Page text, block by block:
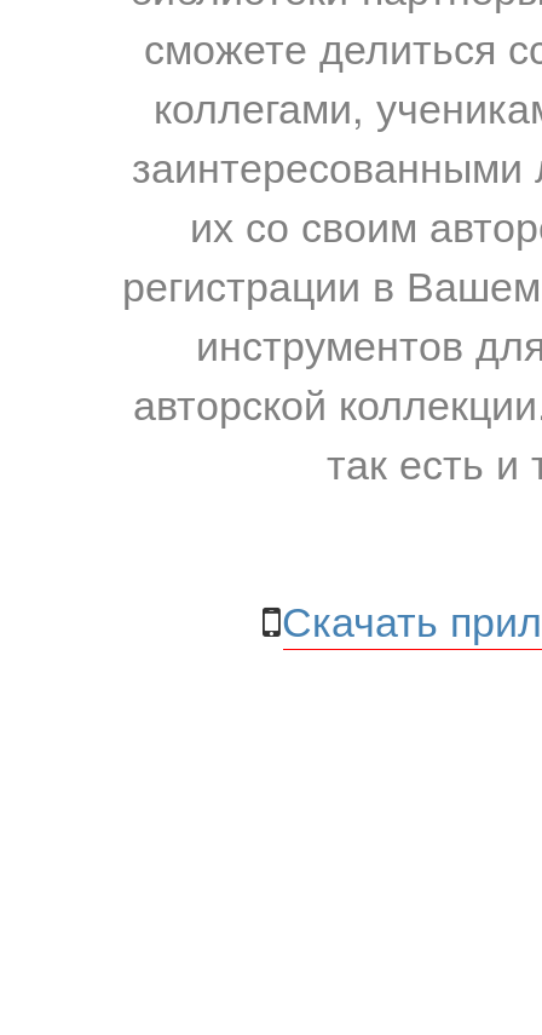
сможете делиться
коллегами,
их со своим
регистрации в
инструментов
авторской
так есть и
Скачать